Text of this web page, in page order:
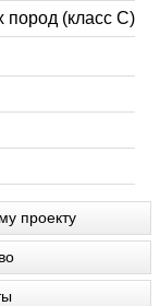
пород (класс С)
проекту